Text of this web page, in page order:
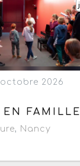
2026
FAMILLE
, Nancy